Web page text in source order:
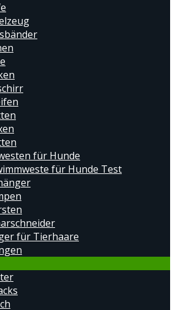
für Hunde
für Hunde Test
für Tierhaare